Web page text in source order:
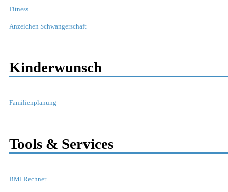
Fitness
Anzeichen Schwangerschaft
Kinderwunsch
Familienplanung
Tools & Services
BMI Rechner